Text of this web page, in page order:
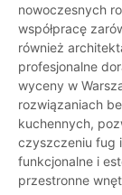
nowoczesnych
współpracę
również
profesjonalne
wyceny w
rozwiązaniach
kuchennych,
czyszczeniu fug
funkcjonalne i
przestronne